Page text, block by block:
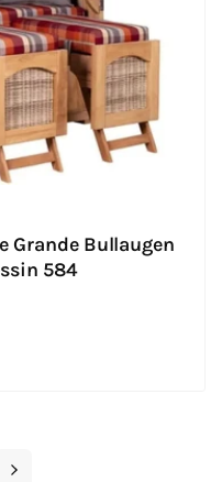
Grande Bullaugen
584